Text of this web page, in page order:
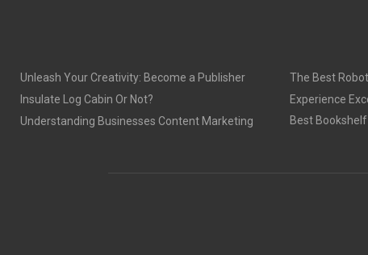
Unleash Your Creativity: Become a Publisher
Insulate Log Cabin Or Not?
Understanding Businesses Content Marketing
The Best
Experience
Best